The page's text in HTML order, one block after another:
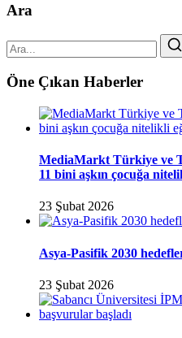
Ara
Öne Çıkan Haberler
MediaMarkt Türkiye ve
11 bini aşkın çocuğa
23 Şubat 2026
Asya-Pasifik 2030
23 Şubat 2026